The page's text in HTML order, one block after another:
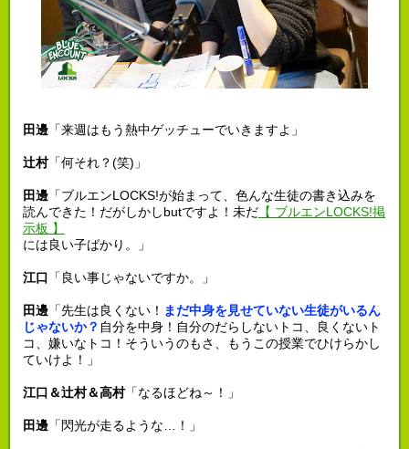
田邊「来週はもう熱中ゲッチューでいきますよ」
辻村「何それ？(笑)」
田邊「ブルエンLOCKS!が始まって、色んな生徒の書き込みを
読んできた！だがしかしbutですよ！未だ【 ブルエンLOCKS!掲
示板 】
には良い子ばかり。」
江口 「良い事じゃないですか。」
田邊「先生は良くない！ まだ中身を見せていない生徒がいるん
じゃないか？ 自分を中身！自分のだらしないトコ、良くないト
コ、嫌いなトコ！そういうのもさ、もうこの授業でひけらかし
ていけよ！」
江口＆辻村＆高村「なるほどね～！」
田邊「閃光が走るような…！」